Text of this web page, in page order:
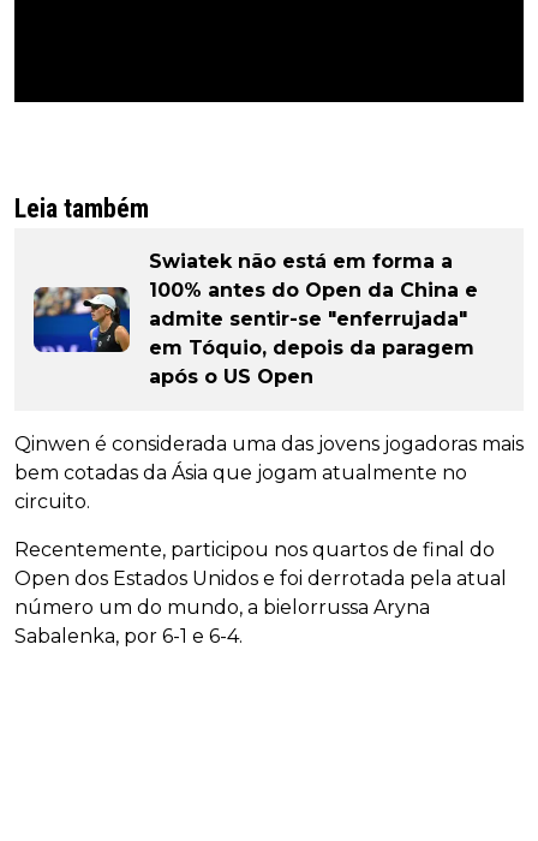
Leia também
Swiatek não está em forma a
100% antes do Open da China e
admite sentir-se "enferrujada"
em Tóquio, depois da paragem
após o US Open
Qinwen é considerada uma das jovens jogadoras mais
bem cotadas da Ásia que jogam atualmente no
circuito.
Recentemente, participou nos quartos de final do
Open dos Estados Unidos e foi derrotada pela atual
número um do mundo, a bielorrussa Aryna
Sabalenka, por 6-1 e 6-4.